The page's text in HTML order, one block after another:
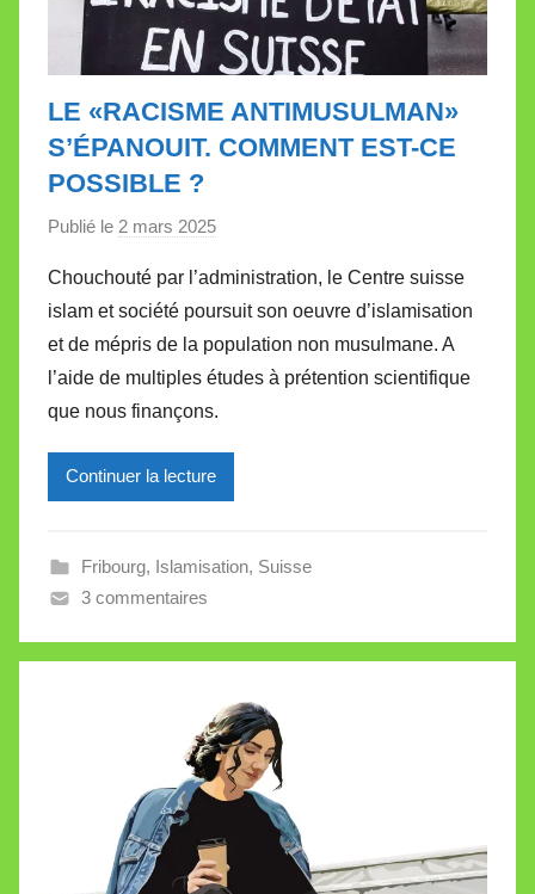
LE «RACISME ANTIMUSULMAN»
S’ÉPANOUIT. COMMENT EST-CE
POSSIBLE ?
Publié le 2 mars 2025
r
M
i
r
e
l
V
l
t
t
e
Chouchouté par l’administration, le Centre suisse
islam et société poursuit son oeuvre d’islamisation
et de mépris de la population non musulmane. A
l’aide de multiples études à prétention scientifique
que nous finançons.
Continuer la lecture
Fribourg, Islamisation, Suisse
3 commentaires